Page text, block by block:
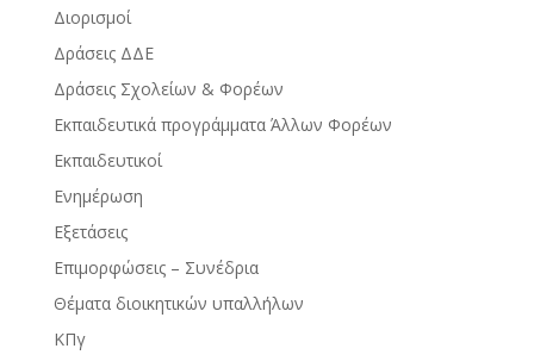
Διορισμοί
Δράσεις ΔΔΕ
Δράσεις Σχολείων & Φορέων
Εκπαιδευτικά προγράμματα Άλλων Φορέων
Εκπαιδευτικοί
Ενημέρωση
Εξετάσεις
Επιμορφώσεις – Συνέδρια
Θέματα διοικητικών υπαλλήλων
ΚΠγ